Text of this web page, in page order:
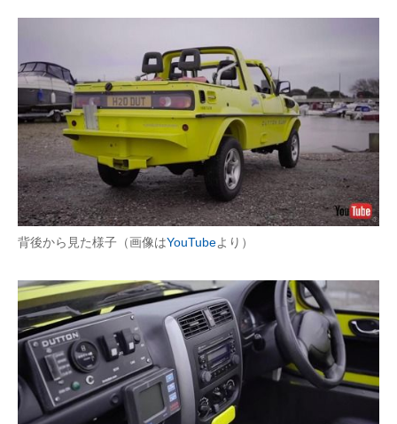
背後から見た様子（画像はYouTubeより）